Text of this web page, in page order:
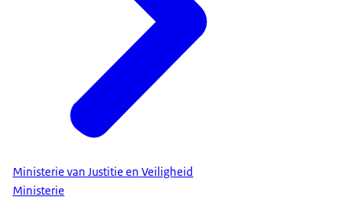
Ministerie van Justitie en Veiligheid
Ministerie